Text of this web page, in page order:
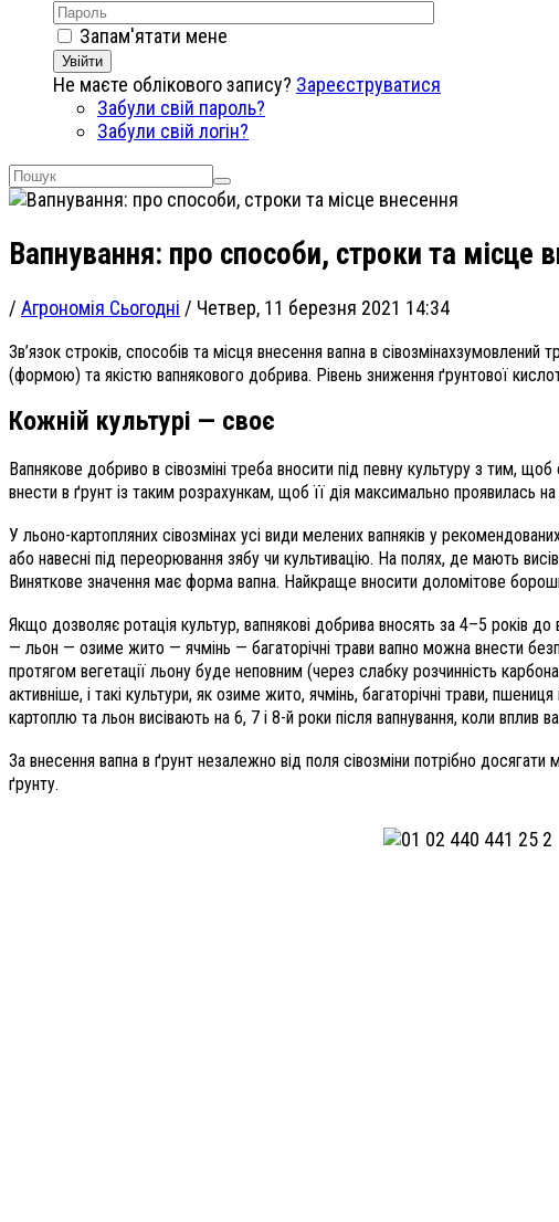
Запам'ятати мене
Увійти
Не маєте облікового запису? Зареєструватися
Забули свій пароль?
Забули свій логін?
Вапнування: про способи, строки та місце
/ Агрономія Сьогодні / Четвер, 11 березня 2021 14:34
Зв’язок строків, способів та місця внесення вапна в сівозмінахзумовлений
(формою) та якістю вапнякового добрива. Рівень зниження ґрунтової
Кожній культурі — своє
Вапнякове добриво в сівозміні треба вносити під певну культуру з тим,
внести в ґрунт із таким розрахункам, щоб її дія максимально проявилась
У льоно-картопляних сівозмінах усі види мелених вапняків у
або навесні під переорювання зябу чи культивацію. На полях, де мають
Виняткове значення має форма вапна. Найкраще вносити доломітове
Якщо дозволяє ротація культур, вапнякові добрива вносять за 4–5 років
— льон — озиме жито — ячмінь — багаторічні трави вапно можна внести
протягом вегетації льону буде неповним (через слабку розчинність
активніше, і такі культури, як озиме жито, ячмінь, багаторічні трави,
картоплю та льон висівають на 6, 7 і 8-й роки після вапнування, коли вплив
За внесення вапна в ґрунт незалежно від поля сівозміни потрібно
ґрунту.